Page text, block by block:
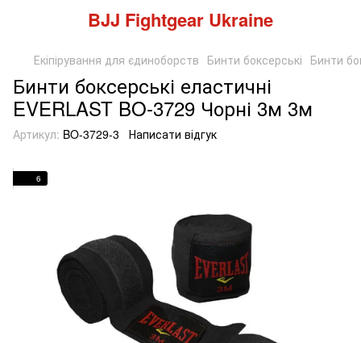
BJJ Fightgear Ukraine
Екіпірування для єдиноборств Бинти боксерські Бинти
Бинти боксерські еластичні
EVERLAST BO-3729 Чорні 3м 3м
Артикул: BO-3729-3 Написати відгук
6